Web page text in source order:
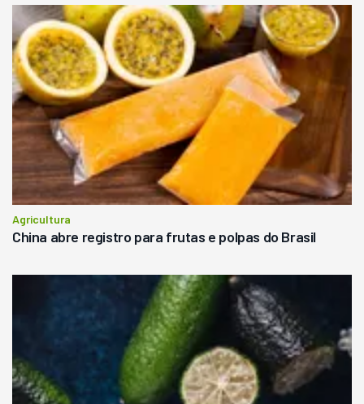
Agricultura
China abre registro para frutas e polpas do Brasil